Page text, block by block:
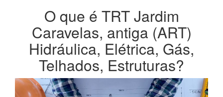
O que é TRT Jardim
Caravelas, antiga (ART)
Hidráulica, Elétrica, Gás,
Telhados, Estruturas?